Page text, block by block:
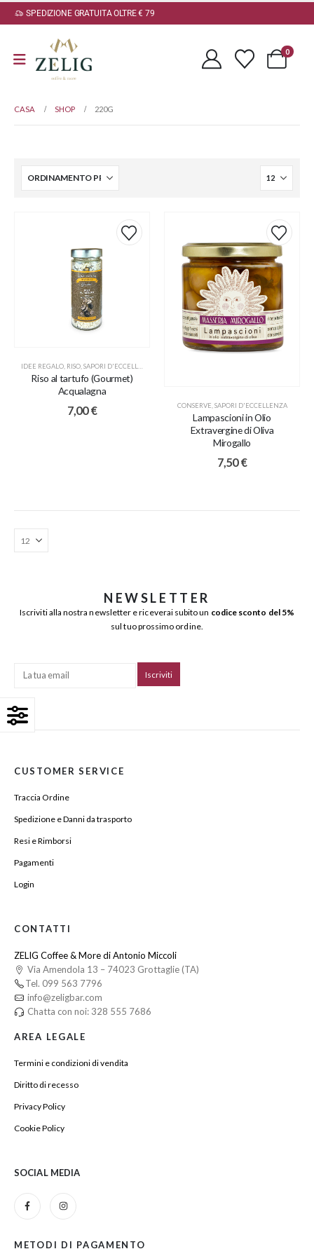
SPEDIZIONE GRATUITA OLTRE € 79
0
CASA SHOP 220G
IDEE REGALO RISO SAPORI D'ECCELLENZA
Riso al tartufo (Gourmet)
Acqualagna
7,00€ CONSERVE SAPORI D'ECCELLENZA
Lampascioni in Olio
Extravergine di Oliva
Mirogallo
7,50€
NEWSLETTER
Iscriviti alla nostra newsletter e riceverai subito un codice sconto del 5%
sul tuo prossimo ordine.
CUSTOMER SERVICE
Traccia Ordine
Spedizione e Danni da trasporto
Resi e Rimborsi
Pagamenti
Login
CONTATTI
ZELIG Coffee & More di Antonio Miccoli
Via Amendola 13 – 74023 Grottaglie (TA)
Tel. 099 563 7796
info@zeligbar.com
Chatta con noi: 328 555 7686
AREA LEGALE
Termini e condizioni di vendita
Diritto di recesso
Privacy Policy
Cookie Policy
SOCIAL MEDIA
METODI DI PAGAMENTO